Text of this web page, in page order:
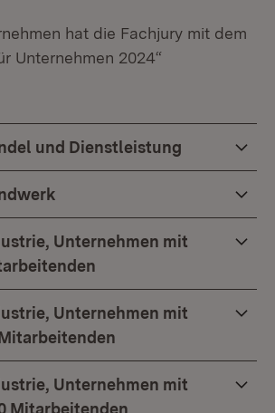
hat die Fachjury mit dem
Unternehmen 2024“
und Dienstleistung
Unternehmen mit
Unternehmen mit
Unternehmen mit
Mitarbeitenden